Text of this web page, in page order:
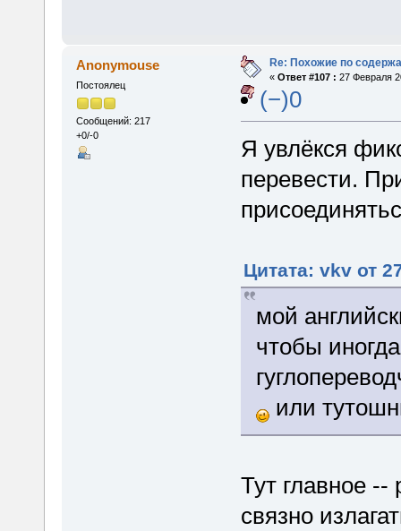
Anonymouse
Постоялец
Сообщений: 217
+0/-0
Re: Похожие по
« Ответ #107 : 27 Февраля
(−)0
Я увлёкся
перевести.
Цитата: vkv от
мой
чтобы
или
Тут главное
связно